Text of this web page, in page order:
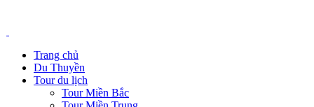
Trang chủ
Du Thuyền
Tour du lịch
Tour Miền Bắc